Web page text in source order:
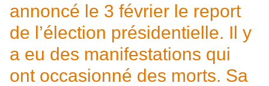
annoncé le 3 février le report
de l’élection présidentielle. Il y
a eu des manifestations qui
ont occasionné des morts. Sa